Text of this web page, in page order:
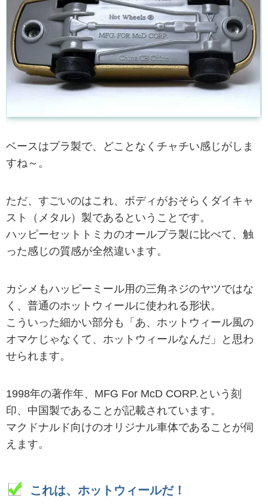
ベースはプラ製で、どことなくチャチい感じがしま
すね～。
ただ、すごいのはこれ、ボディがおそらくダイキャ
スト（メタル）製であるということです。
ハッピーセットトミカのオールプラ製に比べて、触
った感じの質感が全然違います。
カシメもハッピーミール用の三角ネジのヤツではな
く、普通のホットウィールに使われる形状。
こういった細かい部分も「あ、ホットウィール風の
オマケじゃなくて、ホットウィールなんだ」と思わ
せられます。
1998年の著作年、MFG For McD CORP.という刻
印、中国製であることが記載されています。
マクドナルド向けのオリジナル車体であることが伺
えます。
これは、ホットウィールだ！